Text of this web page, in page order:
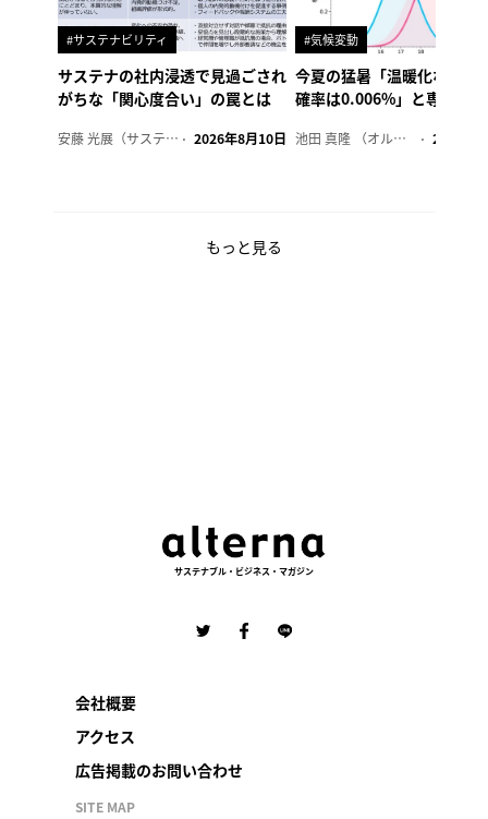
#サステナビリティ
サステナの社内浸透で見過ごされ
がちな「関心度合い」の罠とは
安藤 光展（サステナビリティ・コンサルタント） 2026年8月10日
#気候変動
今夏の猛暑「温暖化なけれ
確率は0.006%」と専門家
池田 真隆 （オルタナ輪番編集長） 2026年8
もっと見る
サステナブル・ビジネス・マガジン
会社概要
アクセス
広告掲載のお問い合わせ
SITE MAP